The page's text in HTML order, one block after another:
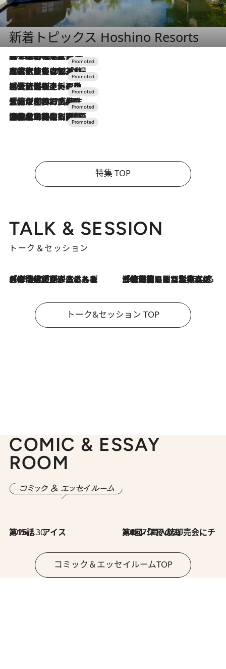
新着トピックス Hoshino Resorts
2026.8.7
【トンボの足水浴】ヒノキの香りに包まれて涼感マックス！約13℃の湧水かけ流しを避暑地「星野温泉 トンボの湯」で体験
2026.7.31
【ホテル帰省】という選択肢をOMOが提案。家族とほどよい距離を保つには「昼は実家、夜は気兼ねなくホテルで！」
2026.7.24
【夏限定ディナーコース】旬を迎える稚鮎や花ズッキーニなどをイタリア・トスカーナの郷土料理の手法で満喫！
2026.7.17
「土佐和ハーブかき氷」がOMO7高知に登場！生姜、山椒、大葉など目にも舌にも涼を呼ぶ郷土の味
2026.7.10
NEW OPEN！【界 草津】名湯の地に誕生。趣の異なる2種の温泉と上州ならではの会席・蕎麦割烹など美食を味わう究極の癒やし旅
特集 TOP
TALK & SESSION
トーク＆セッション
2026.8.3
「今後値上げがあるとすれば…」「リスクがあるのは今年の冬」エネルギー専門家が語る、ホルムズ海峡封鎖が家庭にもたらす“ある心配” 2026.8.3
「住宅建てられない…」「サーチャージ料の高値が続いている」ホルムズ海峡封鎖による影響はいつまで続く？《エネルギー専門家に聞く“どうなる日本の暮らし”》
トーク&セッション TOP
COMIC & ESSAY
ROOM
2026.7.30
第15話 アイス 2026.7.30
第8回「同人誌即売会にチャレンジ その2」
コミック＆エッセイルームTOP